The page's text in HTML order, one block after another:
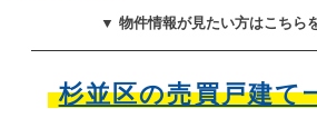
▼ 物件情報が見たい方はこちら
杉並区の売買戸建て